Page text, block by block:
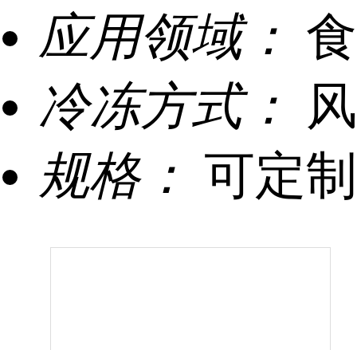
应用领域：
冷冻方式：
规格： 可定制